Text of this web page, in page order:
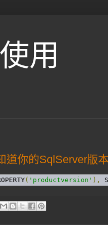
用
道你的SqlServer版
( 'productversion' ),